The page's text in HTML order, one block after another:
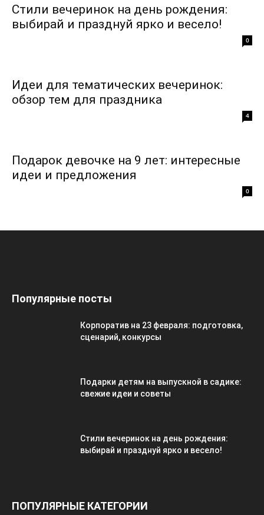
Стили вечеринок на день рождения:
выбирай и празднуй ярко и весело!
0
Идеи для тематических вечеринок:
обзор тем для праздника
4
Подарок девочке на 9 лет: интересные
идеи и предложения
0
Популярные посты
Корпоратив на 23 февраля: подготовка,
сценарий, конкурсы
Подарки детям на выпускной в садике:
свежие идеи и советы
Стили вечеринок на день рождения:
выбирай и празднуй ярко и весело!
ПОПУЛЯРНЫЕ КАТЕГОРИИ